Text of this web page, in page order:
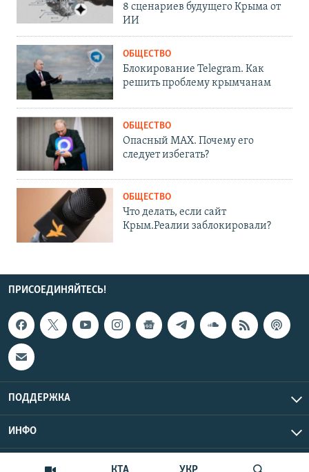
8 сценариев будущего Крыма от
ИИ
ОБЩЕСТВО
Блокирование Telegram. Как
решить проблему крымчанам
ОБЩЕСТВО
Опасный MAX. Почему его
следует избегать?
ОБЩЕСТВО
Что делать, если сайт
Крым.Реалии заблокировали?
ПРИСОЕДИНЯЙТЕСЬ!
ПОДДЕРЖКА
ИНФО
Copyright Крым.Реалии, 2026 | Все права защищены.
UTC+3